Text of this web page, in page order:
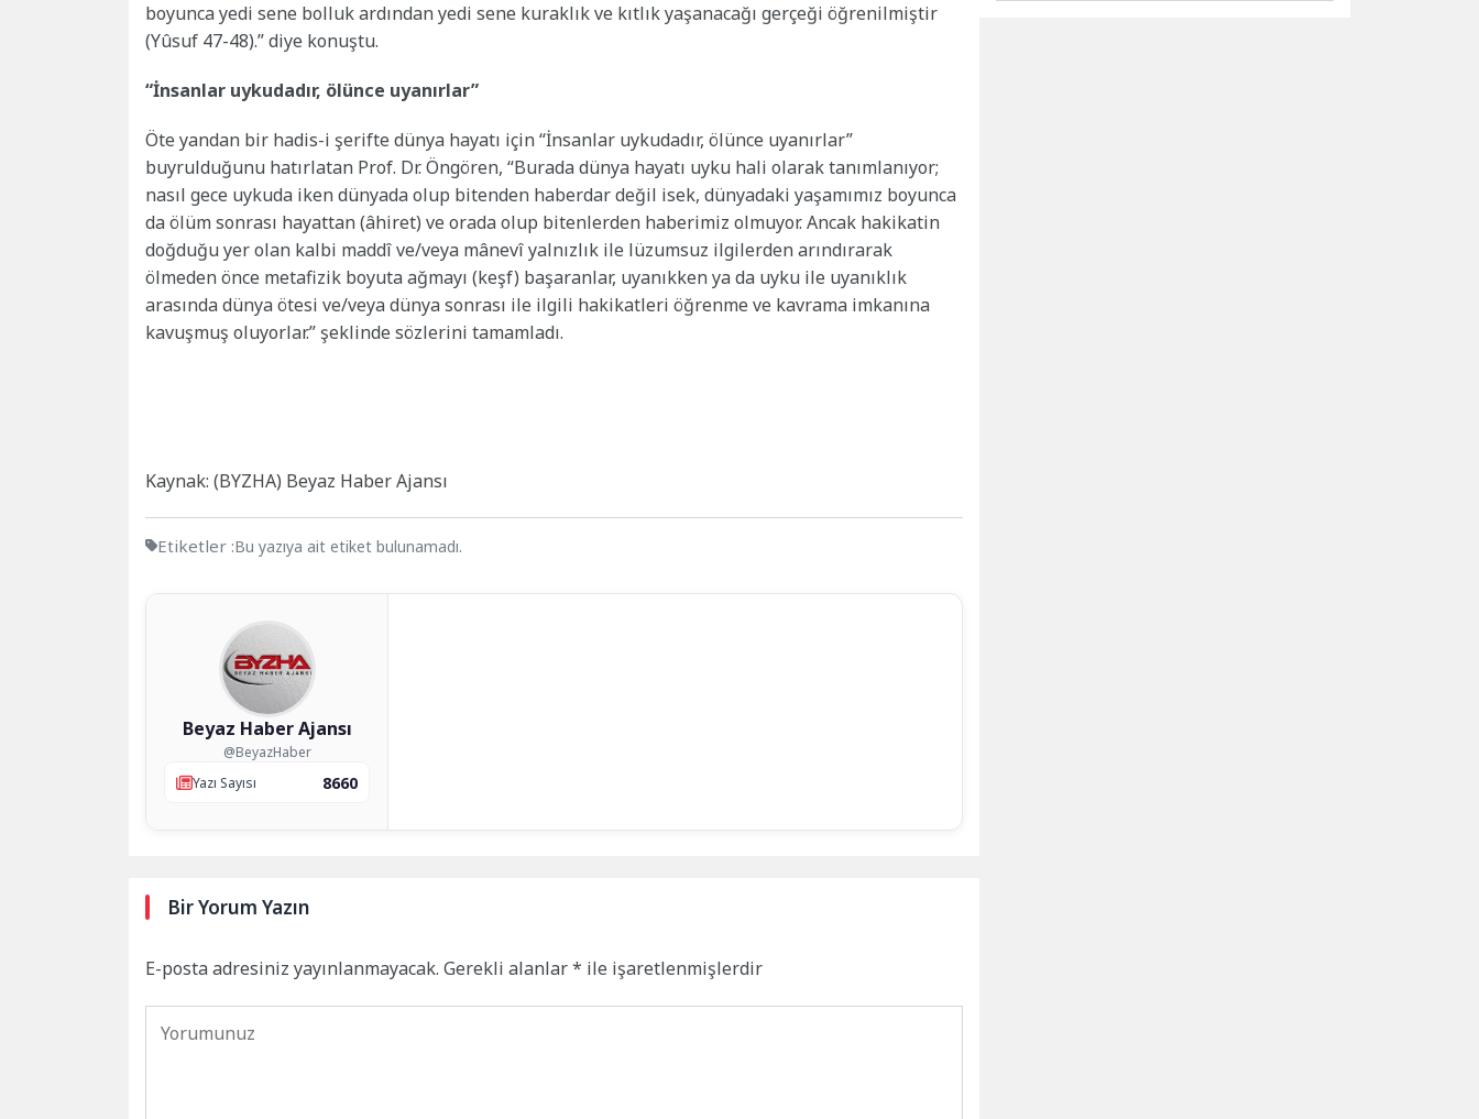
boyunca yedi sene bolluk ardından yedi sene kuraklık ve kıtlık yaşanacağı gerçeği öğrenilmiştir
(Yûsuf 47-48).” diye konuştu.
“İnsanlar uykudadır, ölünce uyanırlar”
Öte yandan bir hadis-i şerifte dünya hayatı için “İnsanlar uykudadır, ölünce uyanırlar”
buyrulduğunu hatırlatan Prof. Dr. Öngören, “Burada dünya hayatı uyku hali olarak tanımlanıyor;
nasıl gece uykuda iken dünyada olup bitenden haberdar değil isek, dünyadaki yaşamımız boyunca
da ölüm sonrası hayattan (âhiret) ve orada olup bitenlerden haberimiz olmuyor. Ancak hakikatin
doğduğu yer olan kalbi maddî ve/veya mânevî yalnızlık ile lüzumsuz ilgilerden arındırarak
ölmeden önce metafizik boyuta ağmayı (keşf) başaranlar, uyanıkken ya da uyku ile uyanıklık
arasında dünya ötesi ve/veya dünya sonrası ile ilgili hakikatleri öğrenme ve kavrama imkanına
kavuşmuş oluyorlar.” şeklinde sözlerini tamamladı.
Kaynak: (BYZHA) Beyaz Haber Ajansı
Etiketler :Bu yazıya ait etiket bulunamadı.
Beyaz Haber Ajansı
@BeyazHaber
Yazı Sayısı
8660
Bir Yorum Yazın
E-posta adresiniz yayınlanmayacak. Gerekli alanlar* ile işaretlenmişlerdir